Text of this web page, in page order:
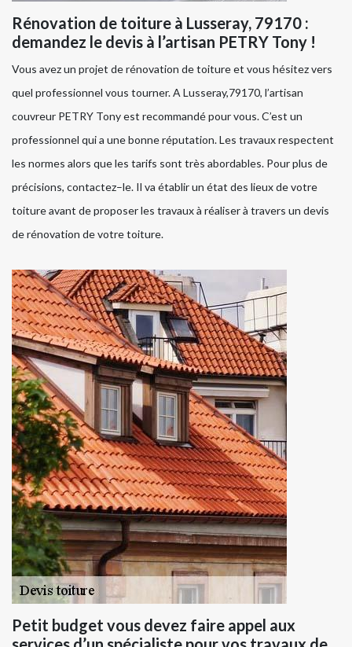
Rénovation de toiture à Lusseray, 79170 :
demandez le devis à l’artisan PETRY Tony !
Vous avez un projet de rénovation de toiture et vous hésitez vers
quel professionnel vous tourner. A Lusseray,79170, l’artisan
couvreur PETRY Tony est recommandé pour vous. C’est un
professionnel qui a une bonne réputation. Les travaux respectent
les normes alors que les tarifs sont très abordables. Pour plus de
précisions, contactez–le. Il va établir un état des lieux de votre
toiture avant de proposer les travaux à réaliser à travers un devis
de rénovation de votre toiture.
Petit budget vous devez faire appel aux